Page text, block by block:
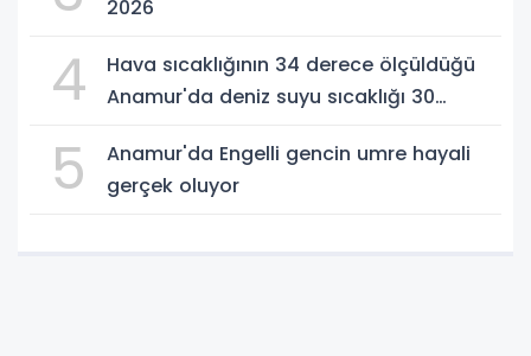
2026
4
Hava sıcaklığının 34 derece ölçüldüğü
Anamur'da deniz suyu sıcaklığı 30
5
Anamur'da Engelli gencin umre hayali
gerçek oluyor